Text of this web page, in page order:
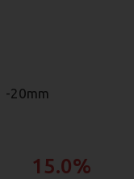
-20mm
15.0%